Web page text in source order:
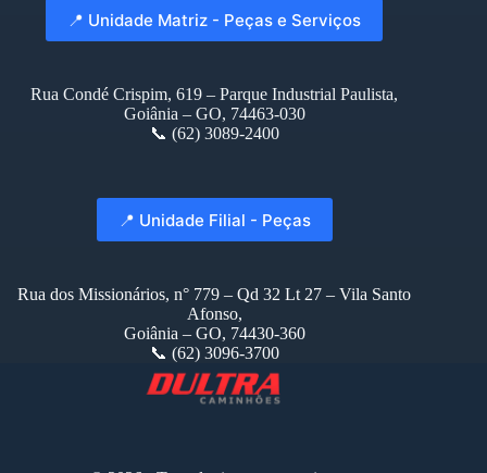
📍 Unidade Matriz - Peças e Serviços
Rua Condé Crispim, 619 – Parque Industrial Paulista,
Goiânia – GO, 74463-030
📞 (62) 3089-2400
📍 Unidade Filial - Peças
Rua dos Missionários, n° 779 – Qd 32 Lt 27 – Vila Santo
Afonso,
Goiânia – GO, 74430-360
📞 (62) 3096-3700